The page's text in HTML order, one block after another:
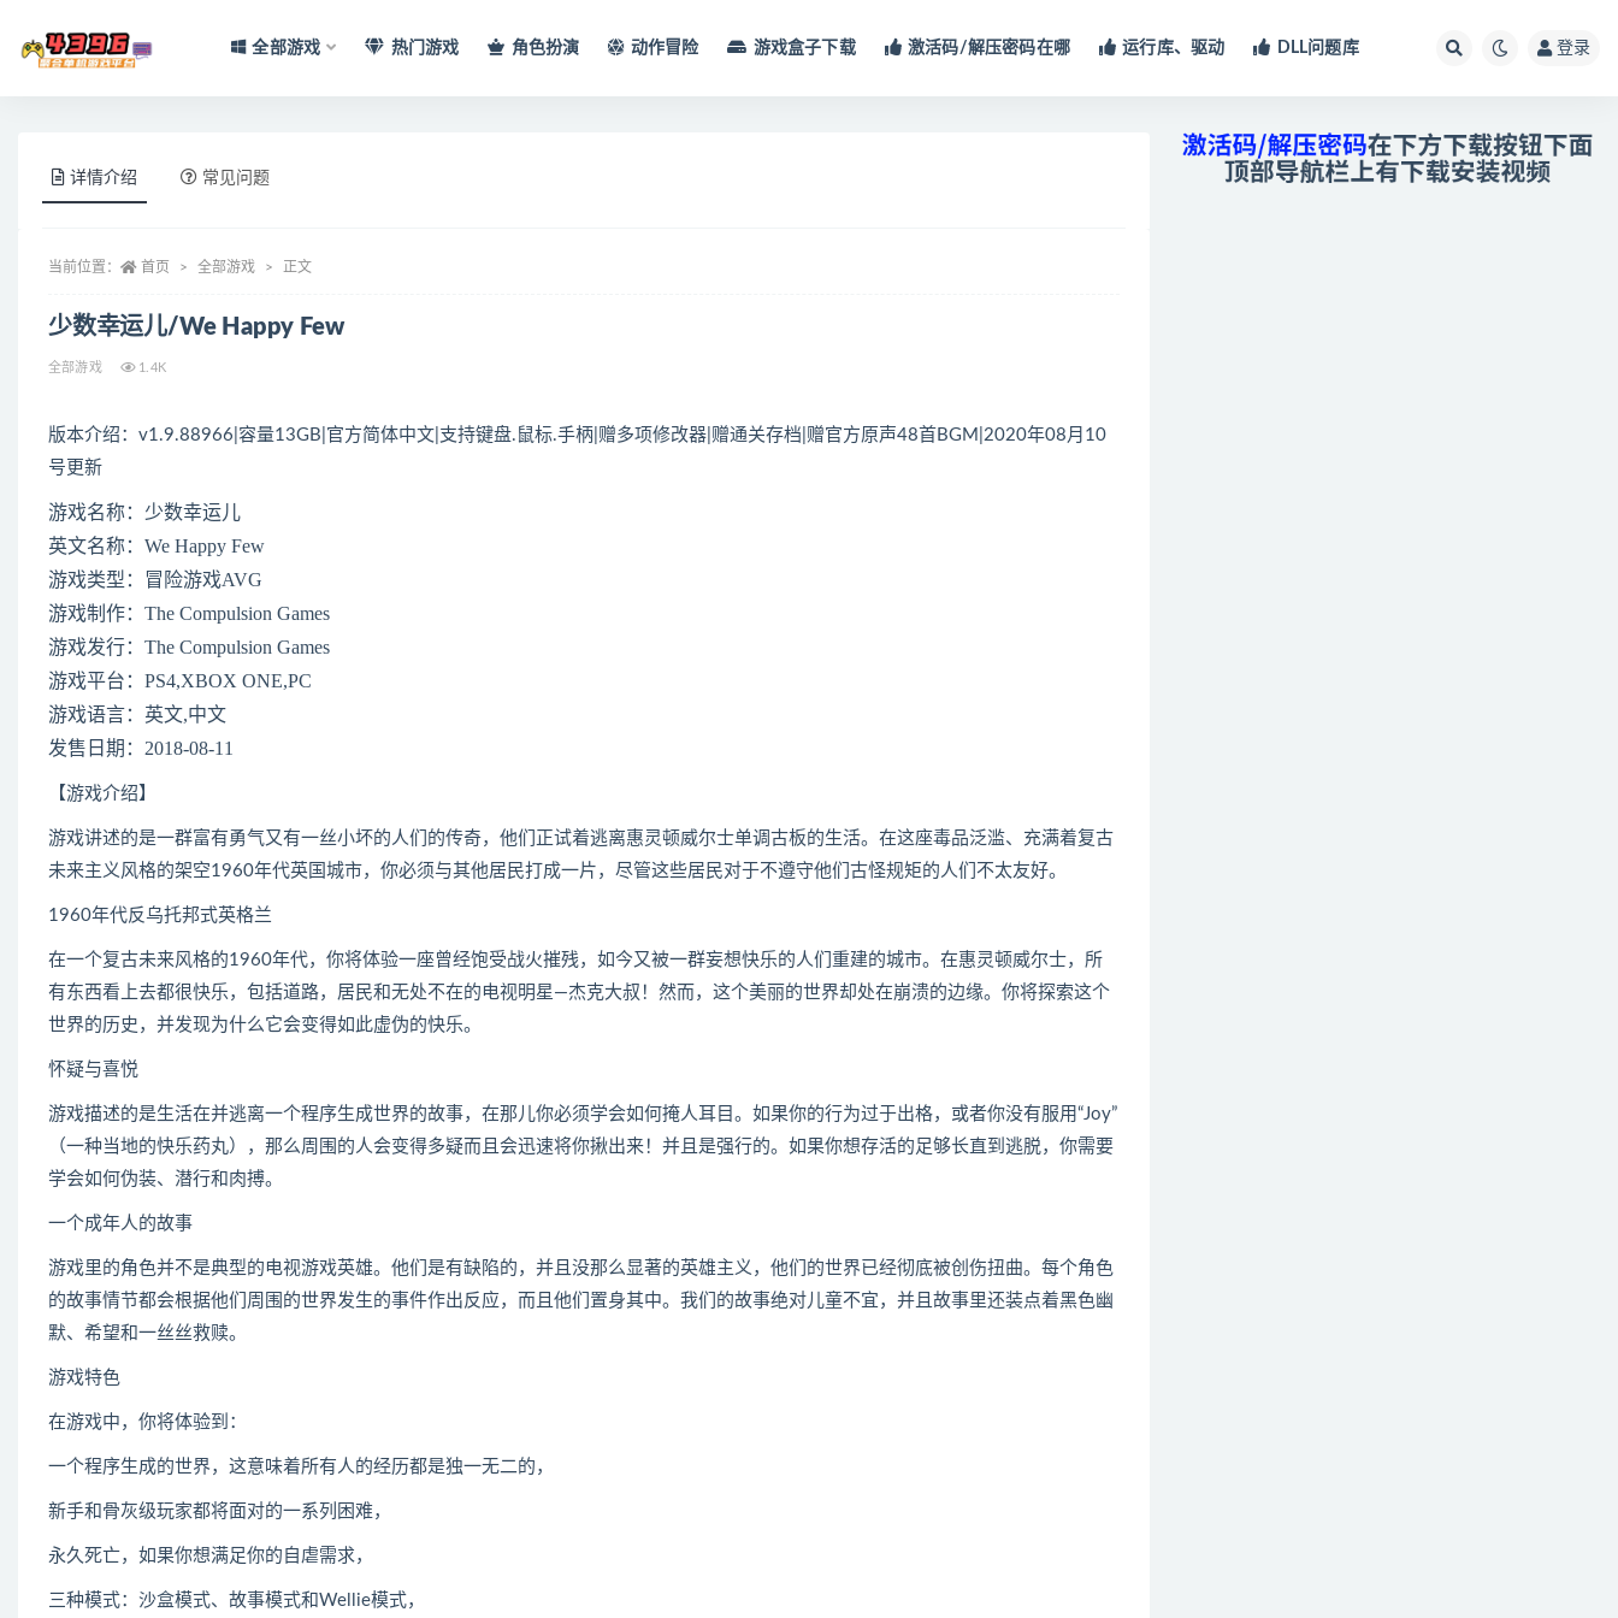
全部游戏 热门游戏 角色扮演 动作冒险 游戏盒子下载 激活码/解压密码在哪 运行库、驱动 DLL问题库 登录
详情介绍 常见问题
当前位置： 首页 全部游戏 正文
少数幸运儿/We Happy Few
全部游戏 1.4K
版本介绍：v1.9.88966|容量13GB|官方简体中文|支持键盘.鼠标.手柄|赠多项修改器|赠通关存档|赠官方原声48首BGM|2020年08月10
号更新
游戏名称：少数幸运儿
英文名称：We Happy Few
游戏类型：冒险游戏AVG
游戏制作：The Compulsion Games
游戏发行：The Compulsion Games
游戏平台：PS4,XBOX ONE,PC
游戏语言：英文,中文
发售日期：2018-08-11
【游戏介绍】
游戏讲述的是一群富有勇气又有一丝小坏的人们的传奇，他们正试着逃离惠灵顿威尔士单调古板的生活。在这座毒品泛滥、充满着复古
未来主义风格的架空1960年代英国城市，你必须与其他居民打成一片，尽管这些居民对于不遵守他们古怪规矩的人们不太友好。
1960年代反乌托邦式英格兰
在一个复古未来风格的1960年代，你将体验一座曾经饱受战火摧残，如今又被一群妄想快乐的人们重建的城市。在惠灵顿威尔士，所
有东西看上去都很快乐，包括道路，居民和无处不在的电视明星—杰克大叔！然而，这个美丽的世界却处在崩溃的边缘。你将探索这个
世界的历史，并发现为什么它会变得如此虚伪的快乐。
怀疑与喜悦
游戏描述的是生活在并逃离一个程序生成世界的故事，在那儿你必须学会如何掩人耳目。如果你的行为过于出格，或者你没有服用“Joy”
（一种当地的快乐药丸），那么周围的人会变得多疑而且会迅速将你揪出来！并且是强行的。如果你想存活的足够长直到逃脱，你需要
学会如何伪装、潜行和肉搏。
一个成年人的故事
游戏里的角色并不是典型的电视游戏英雄。他们是有缺陷的，并且没那么显著的英雄主义，他们的世界已经彻底被创伤扭曲。每个角色
的故事情节都会根据他们周围的世界发生的事件作出反应，而且他们置身其中。我们的故事绝对儿童不宜，并且故事里还装点着黑色幽
默、希望和一丝丝救赎。
游戏特色
在游戏中，你将体验到：
一个程序生成的世界，这意味着所有人的经历都是独一无二的，
新手和骨灰级玩家都将面对的一系列困难，
永久死亡，如果你想满足你的自虐需求，
三种模式：沙盒模式、故事模式和Wellie模式，